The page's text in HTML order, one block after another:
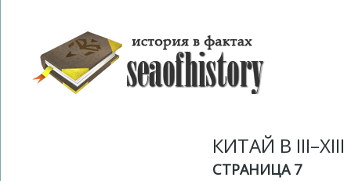
КИТАЙ В
СТРАНИЦА 7